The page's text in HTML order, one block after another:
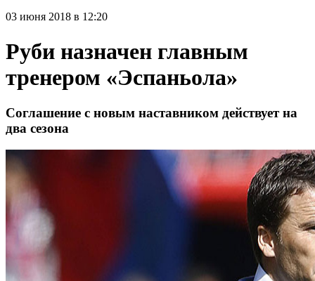
03 июня 2018 в 12:20
Руби назначен главным
тренером «Эспаньола»
Соглашение с новым наставником действует на
два сезона